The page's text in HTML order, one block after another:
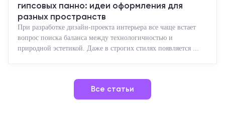
гипсовых панно: идеи оформления для
разных пространств
При разработке дизайн-проекта интерьера все чаще встает
вопрос поиска баланса между технологичностью и
природной эстетикой. Даже в строгих стилях появляется ...
Все статьи